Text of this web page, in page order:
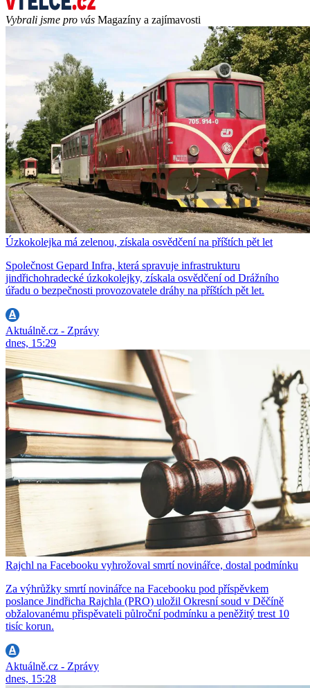
Vybrali jsme pro vás Magazíny a zajímavosti
Úzkokolejka má zelenou, získala osvědčení na příštích pět let
Společnost Gepard Infra, která spravuje infrastrukturu
jindřichohradecké úzkokolejky, získala osvědčení od Drážního
úřadu o bezpečnosti provozovatele dráhy na příštích pět let.
Aktuálně.cz - Zprávy
dnes, 15:29
Rajchl na Facebooku vyhrožoval smrtí novinářce, dostal podmínku
Za výhrůžky smrtí novinářce na Facebooku pod příspěvkem
poslance Jindřicha Rajchla (PRO) uložil Okresní soud v Děčíně
obžalovanému přispěvateli půlroční podmínku a peněžitý trest 10
tisíc korun.
Aktuálně.cz - Zprávy
dnes, 15:28